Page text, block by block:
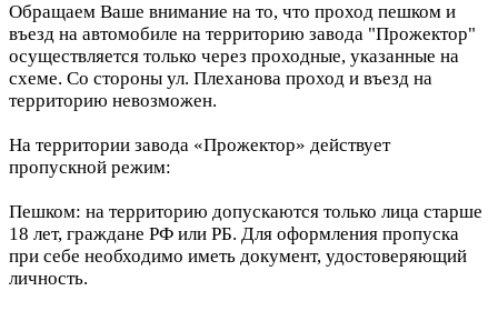
Обращаем Ваше внимание на то, что проход пешком и
въезд на автомобиле на территорию завода "Прожектор"
осуществляется только через проходные, указанные на
схеме. Со стороны ул. Плеханова проход и въезд на
территорию невозможен.
На территории завода «Прожектор» действует
пропускной режим:
Пешком: на территорию допускаются только лица старше
18 лет, граждане РФ или РБ. Для оформления пропуска
при себе необходимо иметь документ, удостоверяющий
личность.